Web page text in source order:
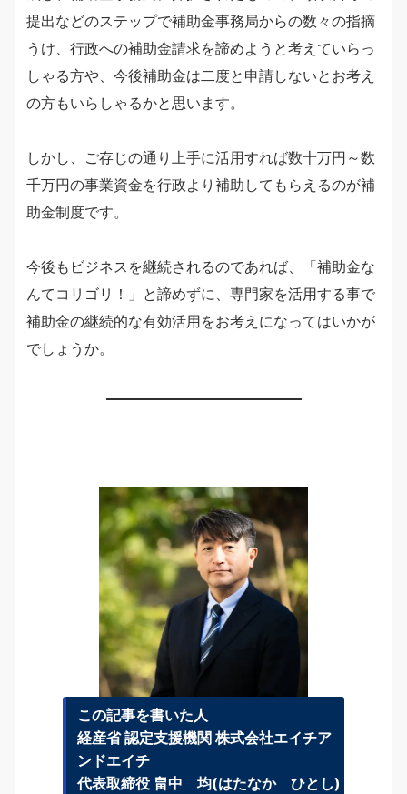
提出などのステップで補助金事務局からの数々の指摘
うけ、行政への補助金請求を諦めようと考えていらっ
しゃる方や、今後補助金は二度と申請しないとお考え
の方もいらしゃるかと思います。
しかし、ご存じの通り上手に活用すれば数十万円～数
千万円の事業資金を行政より補助してもらえるのが補
助金制度です。
今後もビジネスを継続されるのであれば、「補助金な
んてコリゴリ！」と諦めずに、専門家を活用する事で
補助金の継続的な有効活用をお考えになってはいかが
でしょうか。
この記事を書いた人
経産省 認定支援機関 株式会社エイチア
ンドエイチ
代表取締役 畠中 均(はたなか ひとし)